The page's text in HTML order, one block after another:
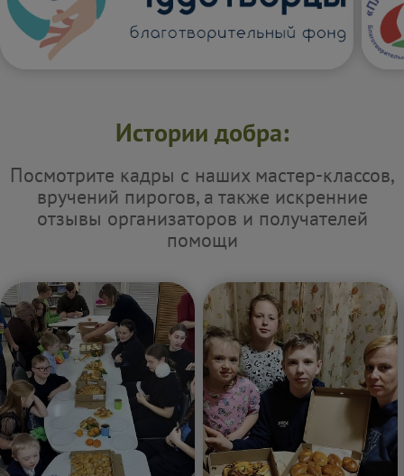
Истории добра:
Посмотрите кадры с наших мастер-классов,
вручений пирогов, а также искренние
отзывы организаторов и получателей
помощи